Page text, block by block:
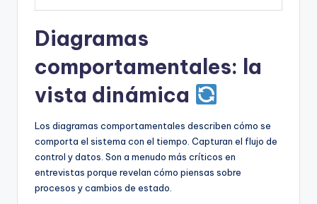
Diagramas
comportamentales: la
vista dinámica
Los diagramas comportamentales describen cómo se
comporta el sistema con el tiempo. Capturan el flujo de
control y datos. Son a menudo más críticos en
entrevistas porque revelan cómo piensas sobre
procesos y cambios de estado.